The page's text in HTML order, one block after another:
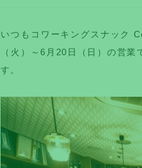
いつもコワーキングスナック
（火）～6月20日（日）の営
す。